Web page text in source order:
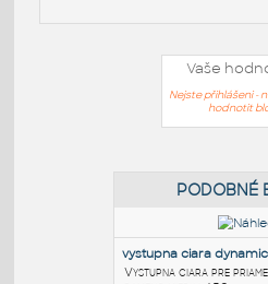
Vaše
Nejste přihlášeni -
hodnotit